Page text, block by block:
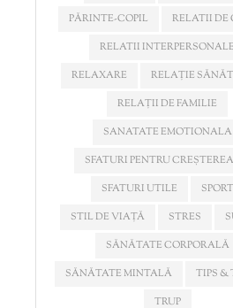
PĂRINTE-COPIL
RELATII DE
RELATII INTERPERSONALE
RELAXARE
RELAȚIE
RELAȚII DE FAMILIE
SANATATE EMOTIONALA
SFATURI PENTRU
SFATURI UTILE
SPORT
STIL DE VIAȚĂ
STRES
SĂNĂTATE CORPORALĂ
SĂNĂTATE MINTALĂ
TIPS &
TRUP